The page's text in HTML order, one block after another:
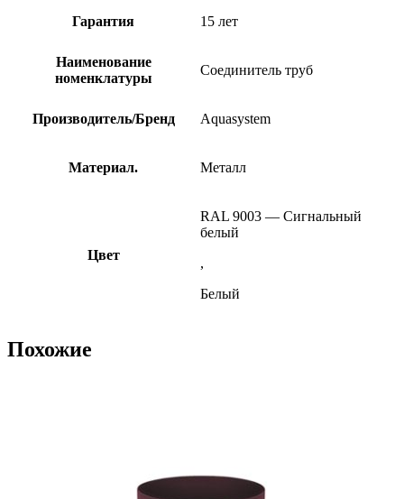
Гарантия 15 лет
Наименование
номенклатуры
Соединитель труб
Производитель/Бренд Aquasystem
Материал. Металл
Цвет
RAL 9003 — Сигнальный
белый
,
Белый
Похожие